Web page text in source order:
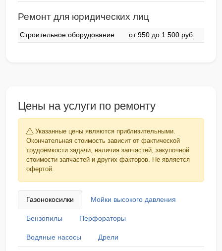
Ремонт для юридических лиц
Строительное оборудование от 950 до 1 500 pyб.
Цены на услуги по ремонту
Указанные цены являются приблизительными.
Окончательная стоимость зависит от фактической
трудоёмкости задачи, наличия запчастей, закупочной
стоимости запчастей и других факторов. Не является
офертой.
Газонокосилки Мойки высокого давления
Бензопилы Перфораторы
Водяные насосы Дрели